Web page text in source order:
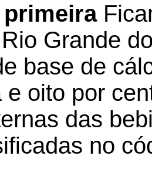
Grande
base de
e oito por
das
no